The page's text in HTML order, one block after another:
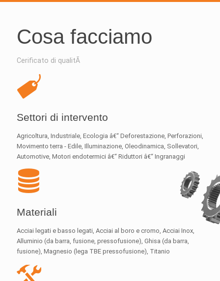
Cosa facciamo
Cerificato di qualitÃ
Settori di intervento
Agricoltura, Industriale, Ecologia â€“ Deforestazione, Perforazioni,
Movimento terra - Edile, Illuminazione, Oleodinamica, Sollevatori,
Automotive, Motori endotermici â€“ Riduttori â€“ Ingranaggi
Materiali
Acciai legati e basso legati, Acciai al boro e cromo, Acciai Inox,
Alluminio (da barra, fusione, pressofusione), Ghisa (da barra,
fusione), Magnesio (lega TBE pressofusione), Titanio